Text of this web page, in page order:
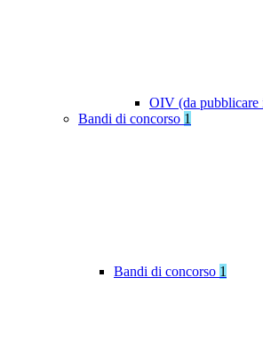
OIV (da pubblicare
Bandi di concorso 1
Bandi di concorso 1